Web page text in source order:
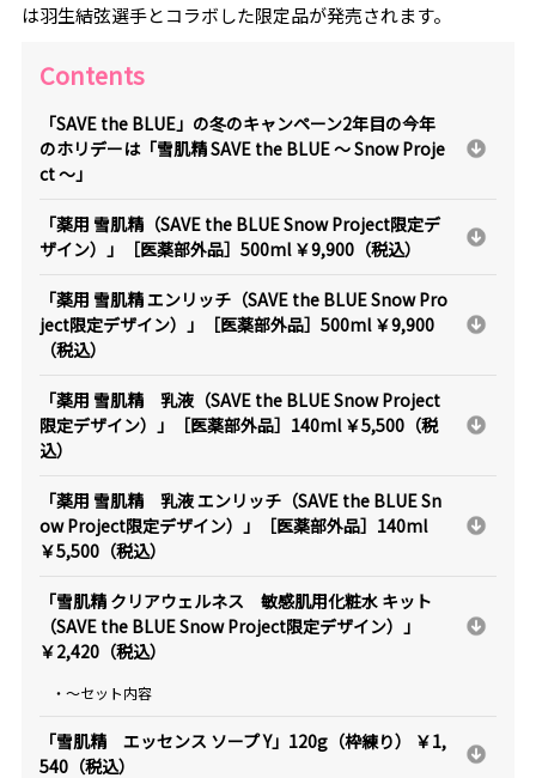
は羽生結弦選手とコラボした限定品が発売されます。
Contents
「SAVE the BLUE」の冬のキャンペーン2年目の今年
のホリデーは「雪肌精 SAVE the BLUE ～ Snow Proje
ct ～」
「薬用 雪肌精（SAVE the BLUE Snow Project限定デ
ザイン）」［医薬部外品］500ml ￥9,900（税込）
「薬用 雪肌精 エンリッチ（SAVE the BLUE Snow Pro
ject限定デザイン）」［医薬部外品］500ml ￥9,900
（税込）
「薬用 雪肌精 乳液（SAVE the BLUE Snow Project
限定デザイン）」［医薬部外品］140ml ￥5,500（税
込）
「薬用 雪肌精 乳液 エンリッチ（SAVE the BLUE Sn
ow Project限定デザイン）」［医薬部外品］140ml
￥5,500（税込）
「雪肌精 クリアウェルネス 敏感肌用化粧水 キット
（SAVE the BLUE Snow Project限定デザイン）」
￥2,420（税込）
・～セット内容
「雪肌精 エッセンス ソープ Y」120g（枠練り） ￥1,
540（税込）